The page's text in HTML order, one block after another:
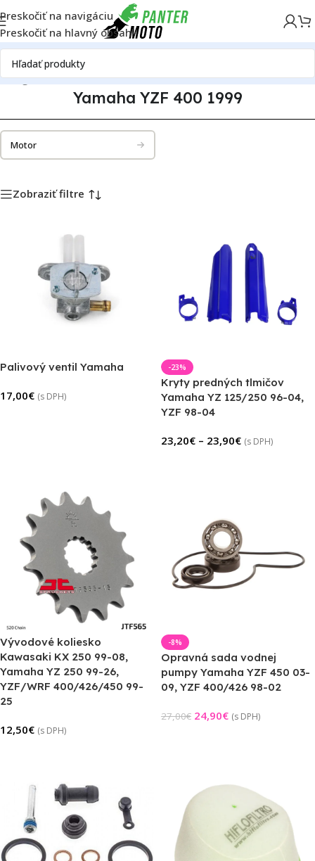
Preskočiť na navigáciu
Preskočiť na hlavný obsah
motoriekYamahaYamaha YZF 400Yamaha YZF 400 1999
Yamaha YZF 400 1999
Motor
Zobraziť filtre
Palivový ventil Yamaha
17,00€ (s DPH)
-23%
Kryty predných tlmičov
Yamaha YZ 125/250 96-04,
YZF 98-04
23,20€ – 23,90€ (s DPH)
Vývodové koliesko
Kawasaki KX 250 99-08,
Yamaha YZ 250 99-26,
YZF/WRF 400/426/450 99-
25
12,50€ (s DPH)
-8%
Opravná sada vodnej
pumpy Yamaha YZF 450 03-
09, YZF 400/426 98-02
27,00€ 24,90€ (s DPH)